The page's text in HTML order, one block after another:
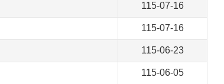
115-07-16
115-07-16
115-06-23
115-06-05